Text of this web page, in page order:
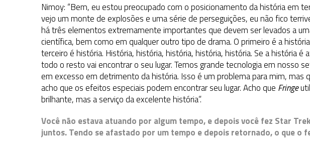
Nimoy: “Bem, eu estou preocupado com o posicionamento da história em
vejo um monte de explosões e uma série de perseguições, eu não fico
há três elementos extremamente importantes que devem ser levados a
científica, bem como em qualquer outro tipo de drama. O primeiro é a
terceiro é história. História, história, história, história, história. Se a história
todo o resto vai encontrar o seu lugar. Temos grande tecnologia em nosso
em excesso em detrimento da história. Isso é um problema para mim, mas
acho que os efeitos especiais podem encontrar seu lugar. Acho que Fringe
brilhante, mas a serviço da excelente história”.
Você não estava atuando por algum tempo, e depois você fez Star
juntos. Tendo se afastado por um tempo e depois retornado, o que o